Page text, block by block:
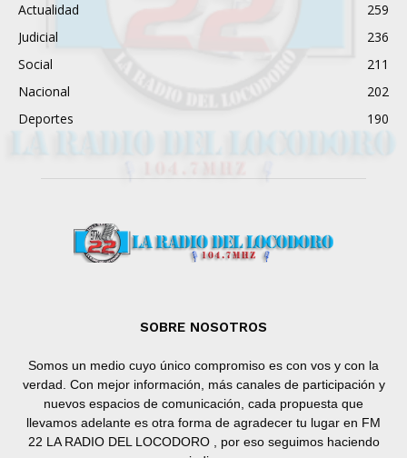
Actualidad
259
Judicial
236
Social
211
Nacional
202
Deportes
190
SOBRE NOSOTROS
Somos un medio cuyo único compromiso es con vos y con la
verdad. Con mejor información, más canales de participación y
nuevos espacios de comunicación, cada propuesta que
llevamos adelante es otra forma de agradecer tu lugar en FM
22 LA RADIO DEL LOCODORO , por eso seguimos haciendo